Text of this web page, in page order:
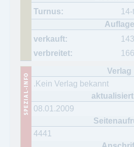
.Kein Verlag bekannt
08.01.2009
4441